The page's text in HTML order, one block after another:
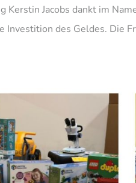
Kerstin Jacobs dankt im
Investition des Geldes. Die